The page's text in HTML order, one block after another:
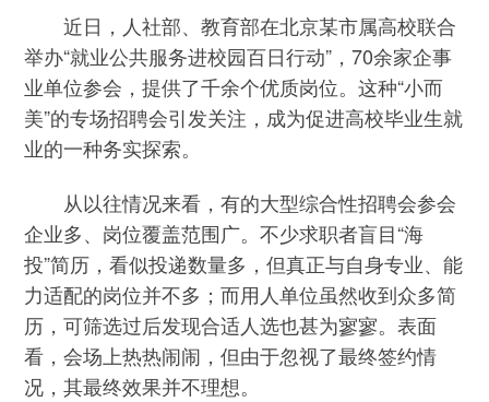
近日，人社部、教育部在北京某市属高校联合
举办“就业公共服务进校园百日行动”，70余家企事
业单位参会，提供了千余个优质岗位。这种“小而
美”的专场招聘会引发关注，成为促进高校毕业生就
业的一种务实探索。
从以往情况来看，有的大型综合性招聘会参会
企业多、岗位覆盖范围广。不少求职者盲目“海
投”简历，看似投递数量多，但真正与自身专业、能
力适配的岗位并不多；而用人单位虽然收到众多简
历，可筛选过后发现合适人选也甚为寥寥。表面
看，会场上热热闹闹，但由于忽视了最终签约情
况，其最终效果并不理想。